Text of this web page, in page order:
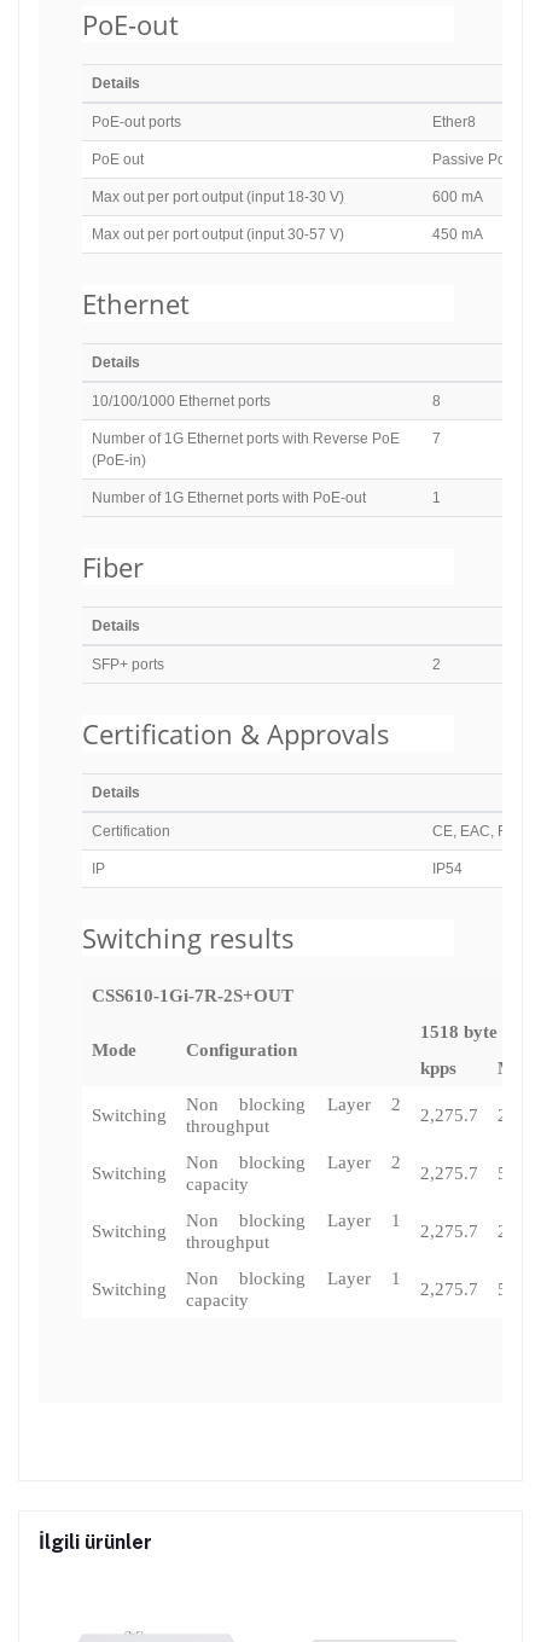
PoE-out
Details
PoE-out ports Ether8
PoE out Passive PoE
Max out per port output (input 18-30 V) 600 mA
Max out per port output (input 30-57 V) 450 mA
Ethernet
Details
10/100/1000 Ethernet ports 8
Number of 1G Ethernet ports with Reverse PoE
(PoE-in)
7
Number of 1G Ethernet ports with PoE-out 1
Fiber
Details
SFP+ ports 2
Certification & Approvals
Details
Certification CE, EAC, ROHS
IP IP54
Switching results
CSS610-1Gi-7R-2S+OUT
Mode Configuration
1518 byte
kpps
Mbps
Switching
Non blocking Layer 2
throughput
2,275.7
Switching
Non blocking Layer 2
capacity
2,275.7
Switching
Non blocking Layer 1
throughput
2,275.7
Switching
Non blocking Layer 1
capacity
2,275.7
İlgili ürünler